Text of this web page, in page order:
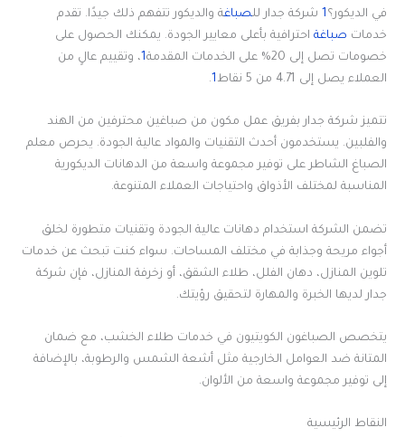
في الديكور؟ 1 شركة جدار للصباغة والديكور تتفهم ذلك جيدًا. تقدم
خدمات صباغة احترافية بأعلى معايير الجودة. يمكنك الحصول على
خصومات تصل إلى 20% على الخدمات المقدمة
1 ، وتقييم عالٍ من
العملاء يصل إلى 4.71 من 5 نقاط
1
.
تتميز شركة جدار بفريق عمل مكون من صباغين محترفين من الهند
والفلبين. يستخدمون أحدث التقنيات والمواد عالية الجودة. يحرص معلم
الصباغ الشاطر على توفير مجموعة واسعة من الدهانات الديكورية
المناسبة لمختلف الأذواق واحتياجات العملاء المتنوعة.
تضمن الشركة استخدام دهانات عالية الجودة وتقنيات متطورة لخلق
أجواء مريحة وجذابة في مختلف المساحات. سواء كنت تبحث عن خدمات
تلوين المنازل، دهان الفلل، طلاء الشقق، أو زخرفة المنازل، فإن شركة
جدار لديها الخبرة والمهارة لتحقيق رؤيتك.
يتخصص الصباغون الكويتيون في خدمات طلاء الخشب، مع ضمان
المتانة ضد العوامل الخارجية مثل أشعة الشمس والرطوبة، بالإضافة
إلى توفير مجموعة واسعة من الألوان.
النقاط الرئيسية